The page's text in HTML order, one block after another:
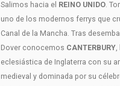
Salimos hacia el REINO UNIDO.
uno de los modernos ferrys que
Canal de la Mancha. Tras
Dover conocemos CANTERBURY,
eclesiástica de Inglaterra con su
medieval y dominada por su